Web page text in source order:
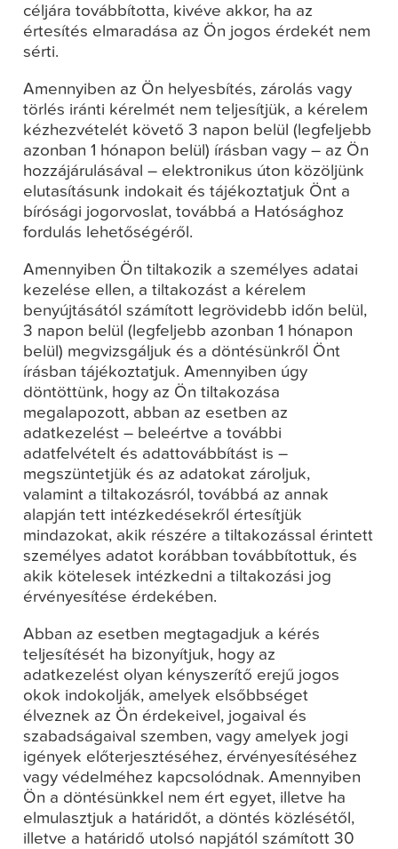
céljára továbbította, kivéve akkor, ha az
értesítés elmaradása az Ön jogos érdekét nem
sérti.
Amennyiben az Ön helyesbítés, zárolás vagy
törlés iránti kérelmét nem teljesítjük, a kérelem
kézhezvételét követő 3 napon belül (legfeljebb
azonban 1 hónapon belül) írásban vagy – az Ön
hozzájárulásával – elektronikus úton közöljünk
elutasításunk indokait és tájékoztatjuk Önt a
bírósági jogorvoslat, továbbá a Hatósághoz
fordulás lehetőségéről.
Amennyiben Ön tiltakozik a személyes adatai
kezelése ellen, a tiltakozást a kérelem
benyújtásától számított legrövidebb időn belül,
3 napon belül (legfeljebb azonban 1 hónapon
belül) megvizsgáljuk és a döntésünkről Önt
írásban tájékoztatjuk. Amennyiben úgy
döntöttünk, hogy az Ön tiltakozása
megalapozott, abban az esetben az
adatkezelést – beleértve a további
adatfelvételt és adattovábbítást is –
megszüntetjük és az adatokat zároljuk,
valamint a tiltakozásról, továbbá az annak
alapján tett intézkedésekről értesítjük
mindazokat, akik részére a tiltakozással érintett
személyes adatot korábban továbbítottuk, és
akik kötelesek intézkedni a tiltakozási jog
érvényesítése érdekében.
Abban az esetben megtagadjuk a kérés
teljesítését ha bizonyítjuk, hogy az
adatkezelést olyan kényszerítő erejű jogos
okok indokolják, amelyek elsőbbséget
élveznek az Ön érdekeivel, jogaival és
szabadságaival szemben, vagy amelyek jogi
igények előterjesztéséhez, érvényesítéséhez
vagy védelméhez kapcsolódnak. Amennyiben
Ön a döntésünkkel nem ért egyet, illetve ha
elmulasztjuk a határidőt, a döntés közlésétől,
illetve a határidő utolsó napjától számított 30